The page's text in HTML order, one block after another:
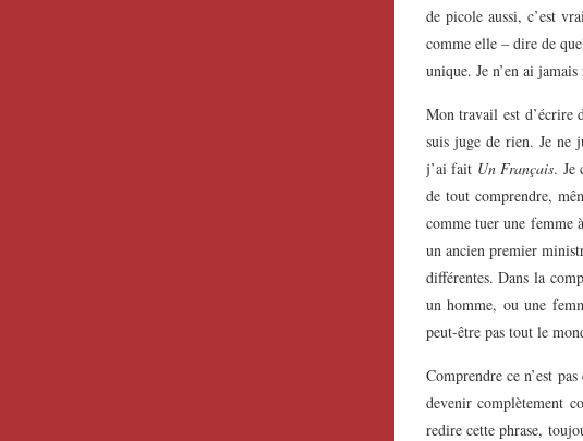
de picole aussi, c’est
comme elle – dire de
unique. Je n’en ai
Mon travail est d’écrire
suis juge de rien. Je ne
j’ai fait Un Français. Je
de tout comprendre,
comme tuer une femme
un ancien premier
différentes. Dans la
un homme, ou une
peut-être pas tout le
Comprendre ce n’est
devenir complètement
redire cette phrase,